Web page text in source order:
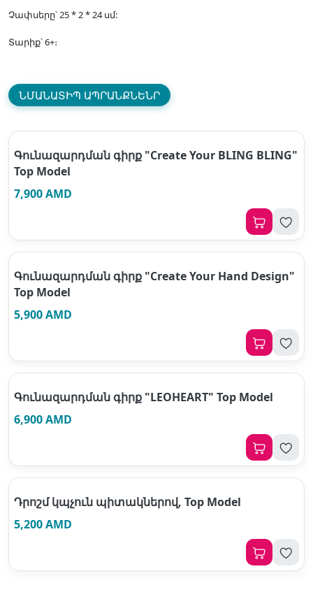
Չափսերը՝ 25 * 2 * 24 սմ:
Տարիք՝ 6+։
ՆՄԱՆԱՏԻՊ ԱՊՐԱՆՔՆԵՆՐ
Գունազարդման գիրք "Create Your BLING BLING"
Top Model
7,900 AMD
Գունազարդման գիրք "Create Your Hand Design"
Top Model
5,900 AMD
Գունազարդման գիրք "LEOHEART" Top Model
6,900 AMD
Դրոշմ կպչուն պիտակներով, Top Model
5,200 AMD